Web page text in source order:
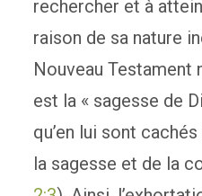
rechercher et à
raison de sa nature
Nouveau Testament
est la « sagesse de
qu’en lui sont
la sagesse et de la